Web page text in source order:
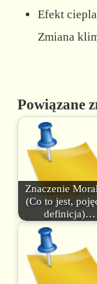
Efekt
Zmiana
Powiązane
Znaczenie
(Co to jest,
definicja)…